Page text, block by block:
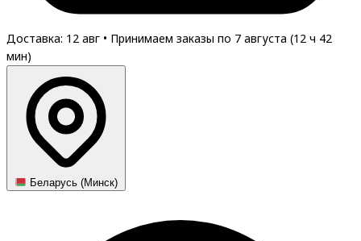
Доставка: 12 авг • Принимаем заказы по 7 августа (12 ч 42
мин)
Беларусь (Минск)